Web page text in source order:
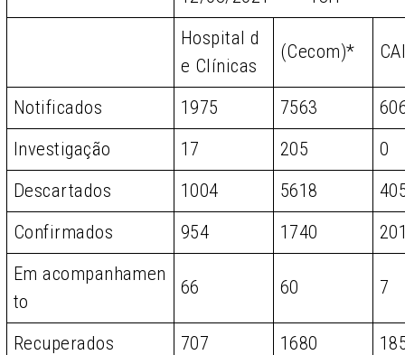
Hospital d
e Clínicas
(Cecom)*
Notificados 1975 7563
Investigação
17 205
0
Descartados
1004 5618
Confirmados
954 1740
Em acompanhamen
to
66 60 7
Recuperados 707 1680